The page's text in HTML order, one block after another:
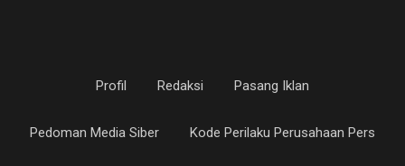
Profil Redaksi Pasang Iklan
Pedoman Media Siber Kode Perilaku Perusahaan Pers